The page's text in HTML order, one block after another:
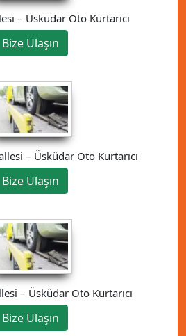
– Üsküdar Oto Kurtarıcı
Bize Ulaşın
– Üsküdar Oto Kurtarıcı
Bize Ulaşın
– Üsküdar Oto Kurtarıcı
Bize Ulaşın